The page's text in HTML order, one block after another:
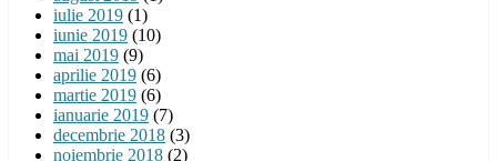
iulie 2019 (1)
iunie 2019 (10)
mai 2019 (9)
aprilie 2019 (6)
martie 2019 (6)
ianuarie 2019 (7)
decembrie 2018 (3)
noiembrie 2018 (2)